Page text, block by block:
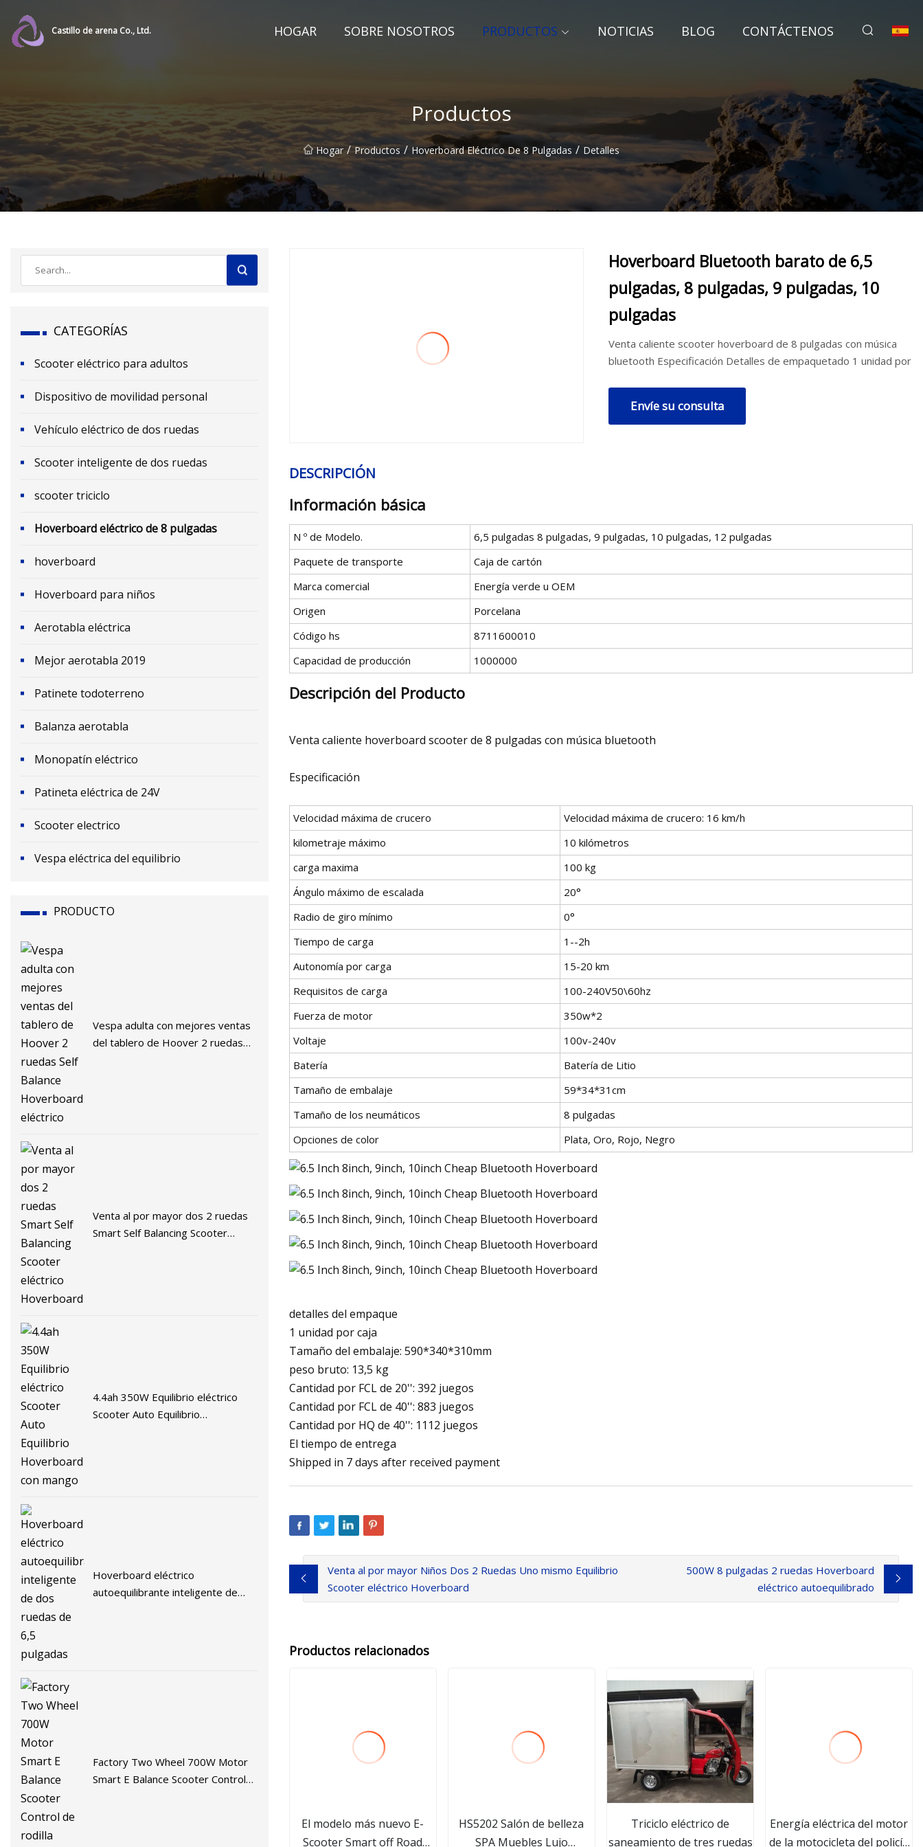
Castillo de arena Co., Ltd. HOGAR SOBRE NOSOTROS PRODUCTOS NOTICIAS BLOG CONTÁCTENOS
Productos
Hogar / Productos / Hoverboard Eléctrico De 8 Pulgadas / Detalles
CATEGORÍAS
Scooter eléctrico para adultos
Dispositivo de movilidad personal
Vehículo eléctrico de dos ruedas
Scooter inteligente de dos ruedas
scooter triciclo
Hoverboard eléctrico de 8 pulgadas
hoverboard
Hoverboard para niños
Aerotabla eléctrica
Mejor aerotabla 2019
Patinete todoterreno
Balanza aerotabla
Monopatín eléctrico
Patineta eléctrica de 24V
Scooter electrico
Vespa eléctrica del equilibrio
PRODUCTO
Vespa adulta con mejores ventas
del tablero de Hoover 2 ruedas
Venta al por mayor dos 2 ruedas
Smart Self Balancing Scooter
4.4ah 350W Equilibrio eléctrico
Scooter Auto Equilibrio
Hoverboard eléctrico
autoequilibrante inteligente de
Factory Two Wheel 700W Motor
Smart E Balance Scooter Control
Hoverboard Bluetooth barato de 6,5
pulgadas, 8 pulgadas, 9 pulgadas, 10
pulgadas
Venta caliente scooter hoverboard de 8 pulgadas con música
bluetooth Especificación Detalles de empaquetado 1 unidad por
Envíe su consulta
DESCRIPCIÓN
Información básica
N º de Modelo.
6,5 pulgadas 8 pulgadas, 9 pulgadas, 10 pulgadas, 12 pulgadas
Paquete de transporte
Caja de cartón
Marca comercial
Energía verde u OEM
Origen
Porcelana
Código hs
8711600010
Capacidad de producción
1000000
Descripción del Producto
Venta caliente hoverboard scooter de 8 pulgadas con música bluetooth
Especificación
Velocidad máxima de crucero
Velocidad máxima de crucero: 16 km/h
kilometraje máximo
10 kilómetros
carga maxima
100 kg
Ángulo máximo de escalada
20°
Radio de giro mínimo
0°
Tiempo de carga
1--2h
Autonomía por carga
15-20 km
Requisitos de carga
100-240V50\60hz
Fuerza de motor
350w*2
Voltaje
100v-240v
Batería
Batería de Litio
Tamaño de embalaje
59*34*31cm
Tamaño de los neumáticos
8 pulgadas
Opciones de color
Plata, Oro, Rojo, Negro
detalles del empaque
1 unidad por caja
Tamaño del embalaje: 590*340*310mm
peso bruto: 13,5 kg
Cantidad por FCL de 20'': 392 juegos
Cantidad por FCL de 40'': 883 juegos
Cantidad por HQ de 40'': 1112 juegos
El tiempo de entrega
Shipped in 7 days after received payment
Venta al por mayor Niños Dos 2 Ruedas Uno mismo Equilibrio
Scooter eléctrico Hoverboard
500W 8 pulgadas 2 ruedas Hoverboard
eléctrico autoequilibrado
Productos relacionados
El modelo más nuevo E-
Scooter Smart off Road
HS5202 Salón de belleza
SPA Muebles Lujo
Triciclo eléctrico de
saneamiento de tres ruedas
Energía eléctrica del motor
de la motocicleta del policía